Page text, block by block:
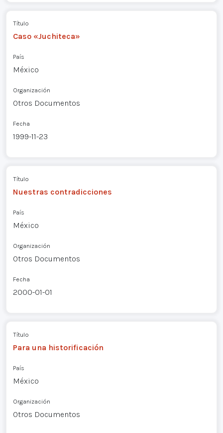
Título
Caso «Juchiteca»
País
México
Organización
Otros Documentos
Fecha
1999-11-23
Título
Nuestras contradicciones
País
México
Organización
Otros Documentos
Fecha
2000-01-01
Título
Para una historificación
País
México
Organización
Otros Documentos